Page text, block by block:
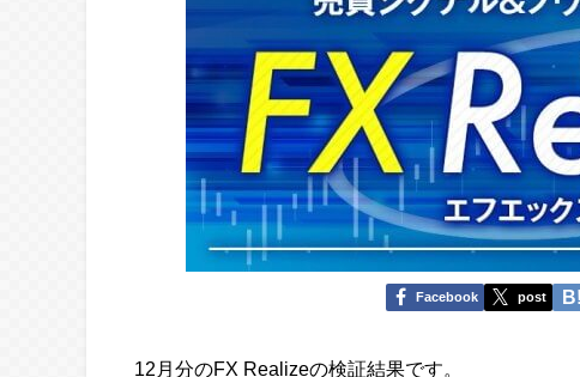
Facebook post
12月分のFX Realizeの検証結果です。